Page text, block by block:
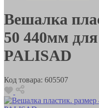
Вешалка
50 440мм
PALISAD
Код товара: 605507